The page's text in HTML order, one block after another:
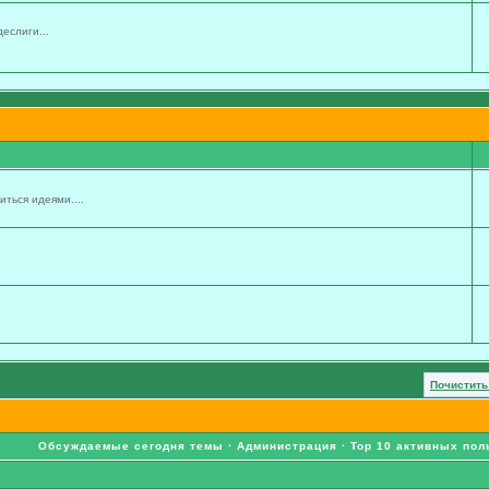
идеями....
Обсуждаемые сегодня темы ·Администрация ·Top 10 активных